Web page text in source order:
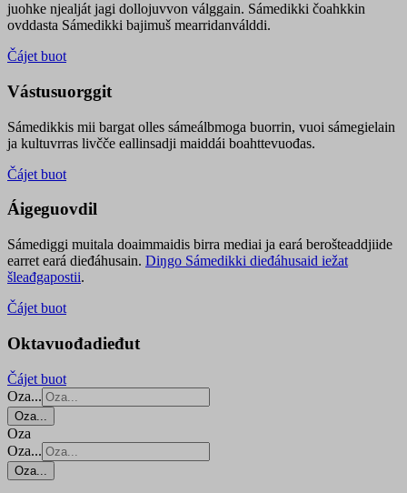
juohke njealját jagi dollojuvvon válggain. Sámedikki čoahkkin
ovddasta Sámedikki bajimuš mearridanválddi.
Čájet buot
Vástusuorggit
Sámedikkis mii bargat olles sámeálbmoga buorrin, vuoi sámegielain
ja kultuvrras livčče eallinsadji maiddái boahttevuođas.
Čájet buot
Áigeguovdil
Sámediggi muitala doaimmaidis birra mediai ja eará berošteaddjiide
earret eará dieđáhusain. Diŋgo Sámedikki dieđáhusaid iežat
šleađgapostii.
Čájet buot
Oktavuođadieđut
Čájet buot
Oza...
Oza...
Oza
Oza...
Oza...